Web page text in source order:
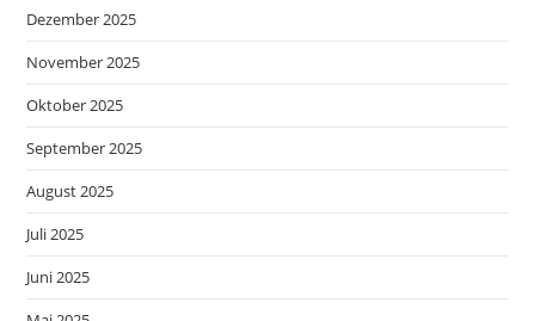
Dezember 2025
November 2025
Oktober 2025
September 2025
August 2025
Juli 2025
Juni 2025